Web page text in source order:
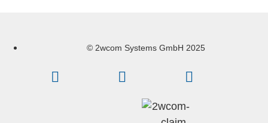
© 2wcom Systems GmbH 2025